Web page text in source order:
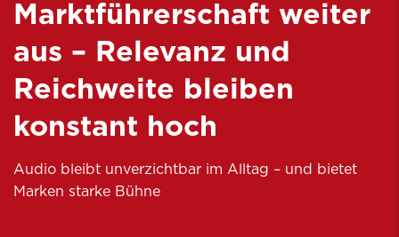
Marktführerschaft weiter
aus – Relevanz und
Reichweite bleiben
konstant hoch
Audio bleibt unverzichtbar im Alltag – und bietet
Marken starke Bühne